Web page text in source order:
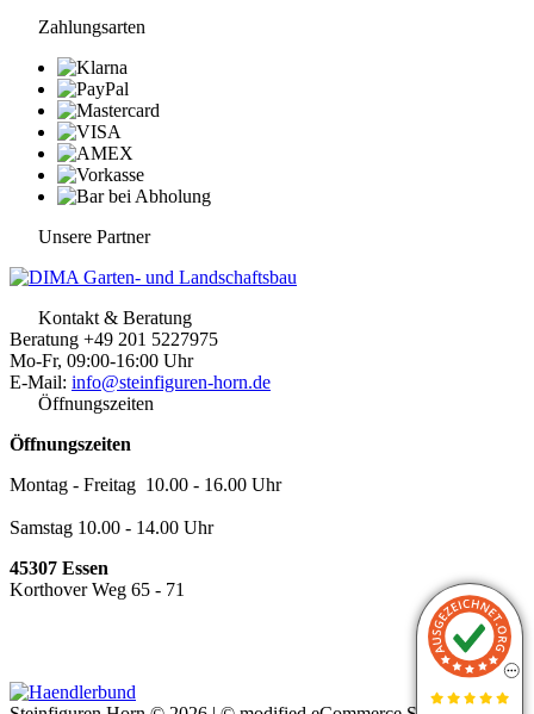
Zahlungsarten
Unsere Partner
Kontakt & Beratung
Beratung +49 201 5227975
Mo-Fr, 09:00-16:00 Uhr
E-Mail: info@steinfiguren-horn.de
Öffnungszeiten
Öffnungszeiten
Montag - Freitag 10.00 - 16.00 Uhr
Samstag 10.00 - 14.00 Uhr
45307 Essen
Korthover Weg 65 - 71